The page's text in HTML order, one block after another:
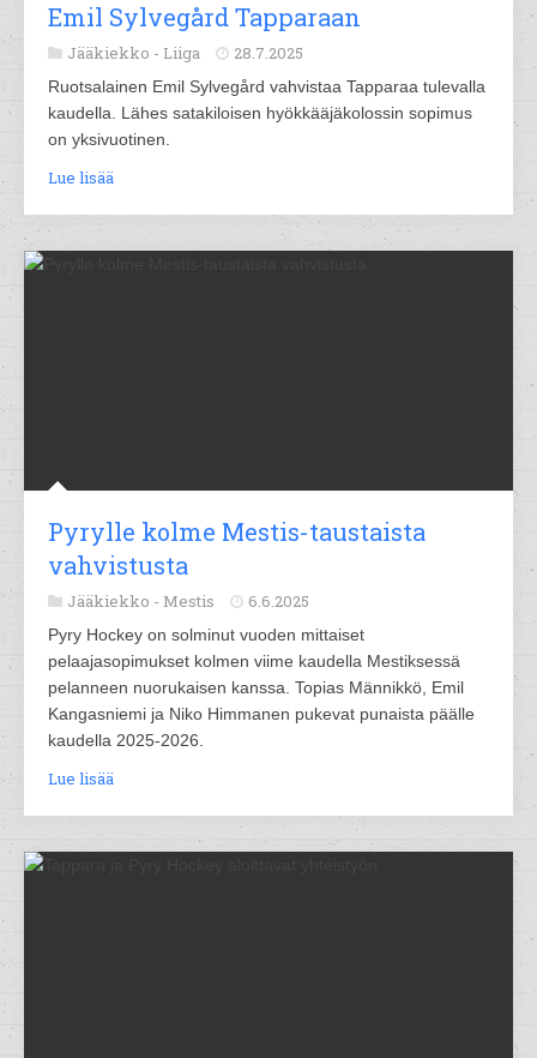
Emil Sylvegård Tapparaan
Jääkiekko - Liiga 28.7.2025
Ruotsalainen Emil Sylvegård vahvistaa Tapparaa tulevalla
kaudella. Lähes satakiloisen hyökkääjäkolossin sopimus
on yksivuotinen.
Lue lisää
Pyrylle kolme Mestis-taustaista
vahvistusta
Jääkiekko - Mestis 6.6.2025
Pyry Hockey on solminut vuoden mittaiset
pelaajasopimukset kolmen viime kaudella Mestiksessä
pelanneen nuorukaisen kanssa. Topias Männikkö, Emil
Kangasniemi ja Niko Himmanen pukevat punaista päälle
kaudella 2025-2026.
Lue lisää